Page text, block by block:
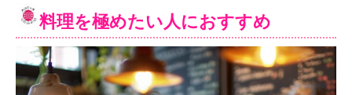
料理を極めたい人におすすめ